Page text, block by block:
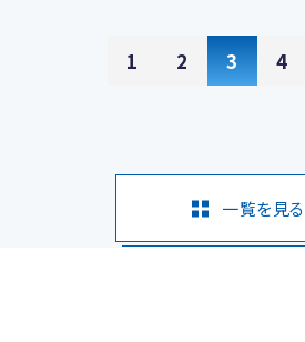
1 2 3 4
一覧を見る